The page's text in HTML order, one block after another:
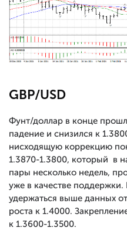
GBP/USD
Фунт/доллар в конце
падение и снизился к
нисходящую коррекцию
1.3870-1.3800, который в
пары несколько недель,
уже в качестве
удержаться выше данных
роста к 1.4000.
к 1.3600-1.3500.